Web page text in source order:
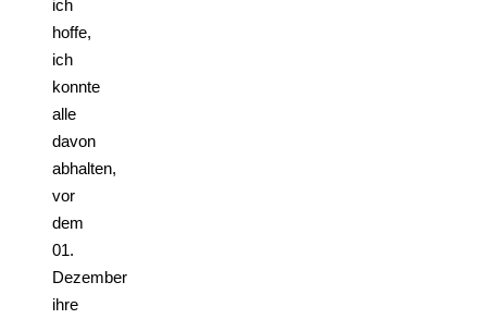
ich
hoffe,
ich
konnte
alle
davon
abhalten,
vor
dem
01.
Dezember
ihre